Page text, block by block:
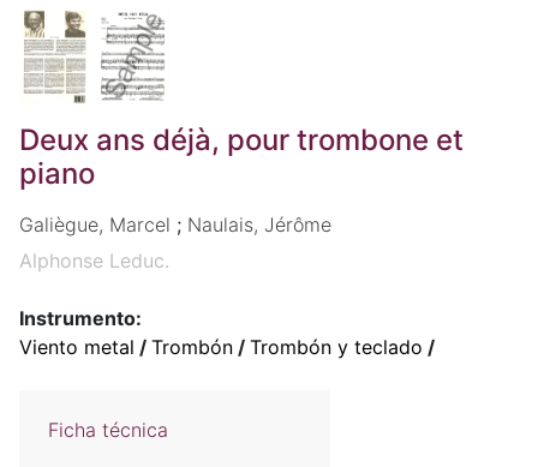
Deux ans déjà, pour trombone et
piano
Galiègue, Marcel ; Naulais, Jérôme
Alphonse Leduc.
Instrumento:
Viento metal / Trombón / Trombón y teclado /
Ficha técnica